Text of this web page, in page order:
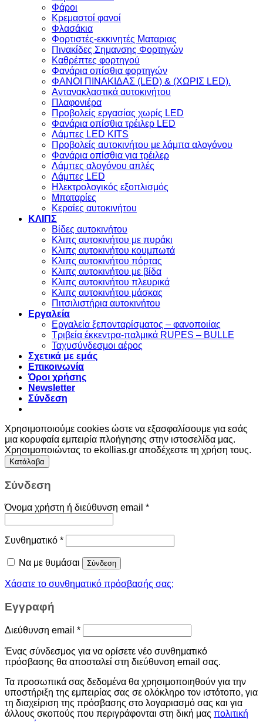
Φάροι
Κρεμαστοί φανοί
Φλασάκια
Φορτιστές-εκκινητές Ματαριας
Πινακίδες Σημανσης Φορτηγών
Kαθρέπτες φορτηγού
Φανάρια οπίσθια φορτηγών
ΦΑΝΟΙ ΠΙΝΑΚΙΔΑΣ (LED) & (XΩΡΙΣ LED).
Aντανακλαστικά αυτοκινήτου
Πλαφονιέρα
Προβολείς εργασίας χωρίς LED
Φανάρια οπίσθια τρέιλερ LED
Λάμπες LED KITS
Προβολείς αυτοκινήτου με λάμπα αλογόνου
Φανάρια οπίσθια για τρέιλερ
Λάμπες αλογόνου απλές
Λάμπες LED
Ηλεκτρολογικός εξοπλισμός
Μπαταρίες
Κεραίες αυτοκινήτου
ΚΛΙΠΣ
Βίδες αυτοκινήτου
Kλιπς αυτοκινήτου με πυράκι
Kλιπς αυτοκινήτου κουμπωτά
Κλιπς αυτοκινήτου πόρτας
Κλιπς αυτοκινήτου με βίδα
Kλιπς αυτοκινήτου πλευρικά
Kλιπς αυτοκινήτου μάσκας
Πιτσιλιστήρια αυτοκινήτου
Εργαλεία
Εργαλεία ξεπονταρίσματος – φανοποιίας
Τριβεία έκκεντρα-παλμικά RUPES – BULLE
Ταχυσύνδεσμοι αέρος
Σχετικά με εμάς
Επικοινωνία
Όροι χρήσης
Newsletter
Σύνδεση
Χρησιμοποιούμε cookies ώστε να εξασφαλίσουμε για εσάς
μια κορυφαία εμπειρία πλοήγησης στην ιστοσελίδα μας.
Χρησιμοποιώντας το ekollias.gr αποδέχεστε τη χρήση τους.
Κατάλαβα
Σύνδεση
Όνομα χρήστη ή διεύθυνση email *
Συνθηματικό *
Να με θυμάσαι Σύνδεση
Χάσατε το συνθηματικό πρόσβασής σας;
Εγγραφή
Διεύθυνση email *
Ένας σύνδεσμος για να ορίσετε νέο συνθηματικό
πρόσβασης θα αποσταλεί στη διεύθυνση email σας.
Τα προσωπικά σας δεδομένα θα χρησιμοποιηθούν για την
υποστήριξη της εμπειρίας σας σε ολόκληρο τον ιστότοπο, για
τη διαχείριση της πρόσβασης στο λογαριασμό σας και για
άλλους σκοπούς που περιγράφονται στη δική μας πολιτική